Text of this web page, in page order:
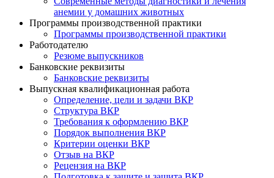
анемии у домашних животных
Программы производственной практики
Программы производственной практики
Работодателю
Резюме выпускников
Банковские реквизиты
Банковские реквизиты
Выпускная квалификационная работа
Определение, цели и задачи ВКР
Структура ВКР
Требования к оформлению ВКР
Порядок выполнения ВКР
Критерии оценки ВКР
Отзыв на ВКР
Рецензия на ВКР